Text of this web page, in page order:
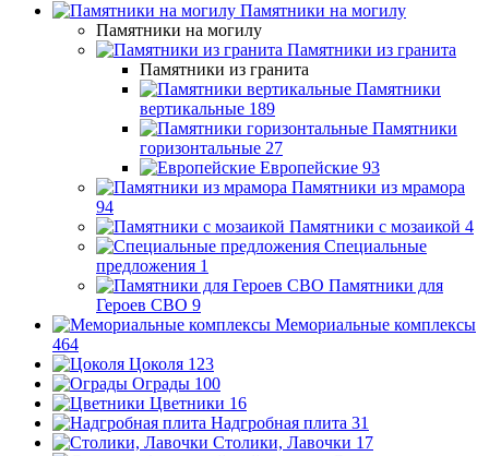
Памятники на могилу
Памятники на могилу
Памятники из гранита
Памятники из гранита
Памятники
вертикальные 189
Памятники
горизонтальные 27
Европейские 93
Памятники из мрамора
94
Памятники с мозаикой 4
Специальные
предложения 1
Памятники для
Героев СВО 9
Мемориальные комплексы
464
Цоколя 123
Ограды 100
Цветники 16
Надгробная плита 31
Столики, Лавочки 17